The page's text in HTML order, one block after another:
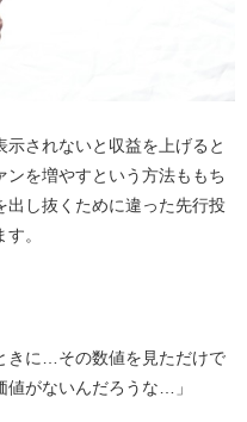
されないと収益を上げると
ンを増やすという方法ももち
し抜くために違った先行投
。
きに…その数値を見ただけで
値がないんだろうな…」